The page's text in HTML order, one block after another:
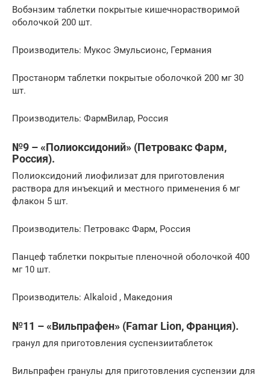
Вобэнзим таблетки покрытые кишечнорастворимой
оболочкой 200 шт.
Производитель: Мукос Эмульсионс, Германия
Простанорм таблетки покрытые оболочкой 200 мг 30
шт.
Производитель: ФармВилар, Россия
№9 – «Полиоксидоний» (Петровакс Фарм,
Россия).
Полиоксидоний лиофилизат для приготовления
раствора для инъекций и местного применения 6 мг
флакон 5 шт.
Производитель: Петровакс Фарм, Россия
Панцеф таблетки покрытые пленочной оболочкой 400
мг 10 шт.
Производитель: Alkaloid , Македония
№11 – «Вильпрафен» (Famar Lion, Франция).
гранул для приготовления суспензиитаблеток
Вильпрафен гранулы для приготовления суспензии для